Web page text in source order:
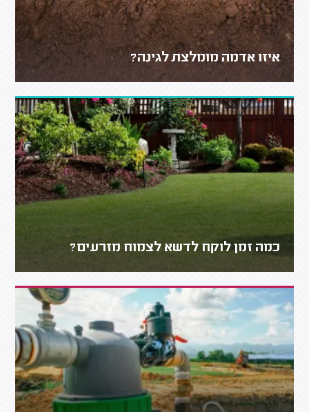
איזו אדמה מומלצת לגינה?
כמה זמן לוקח לדשא לצמוח מזרעים?